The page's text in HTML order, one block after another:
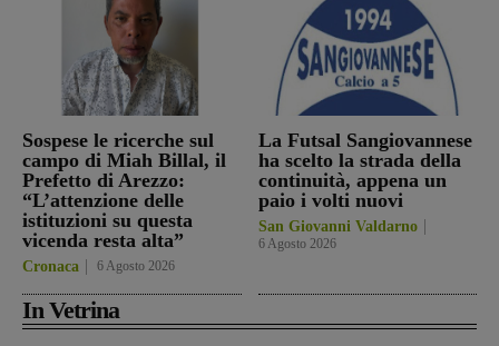
Sospese le ricerche sul
campo di Miah Billal, il
Prefetto di Arezzo:
“L’attenzione delle
istituzioni su questa
vicenda resta alta”
Cronaca 6 Agosto 2026
La Futsal Sangiovannese
ha scelto la strada della
continuità, appena un
paio i volti nuovi
San Giovanni Valdarno
6 Agosto 2026
In Vetrina